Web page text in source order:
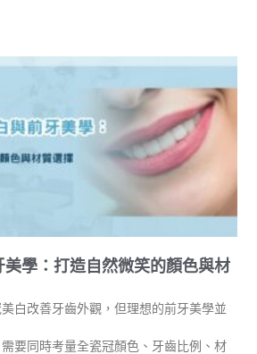
學：打造自然微笑的顏色與材
白改善牙齒外觀，但理想的前牙美學並
要同時考量全瓷冠顏色、牙齒比例、材